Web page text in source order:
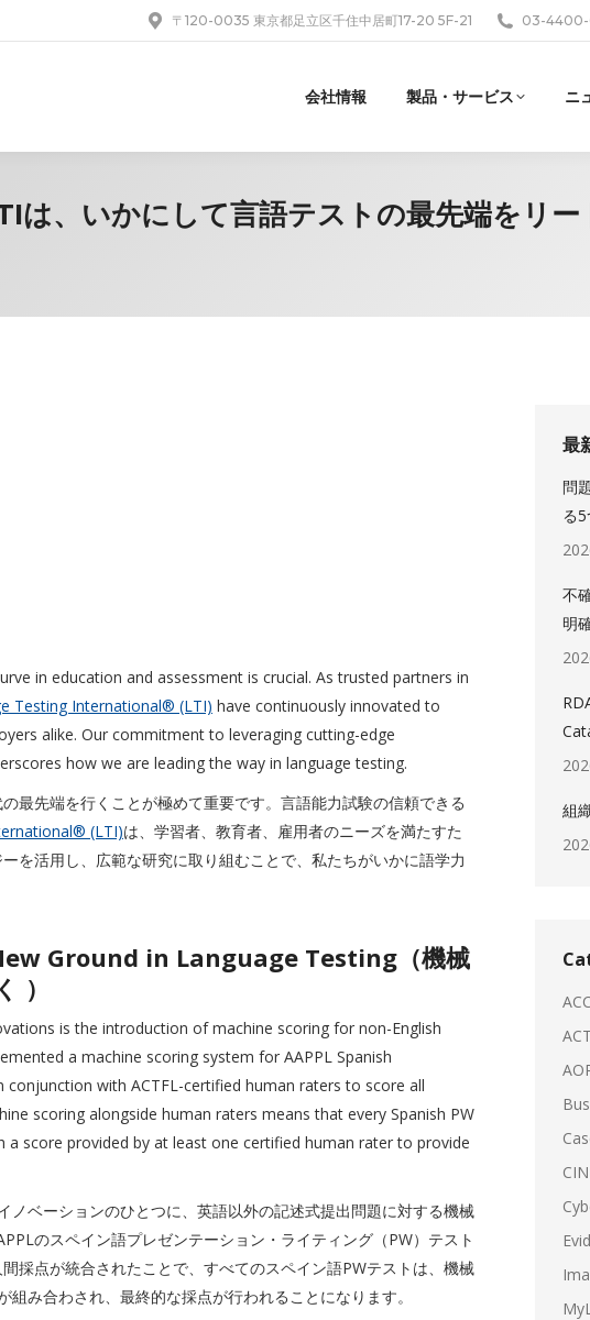
〒120-0035 東京都足立区千住中居町17-20 5F-21 03-
会社情報 製品・サービス ニ
、いかにして言語テストの最先端をリー
in education and assessment is crucial. As trusted partners in
Testing International® (LTI) have continuously innovated to
alike. Our commitment to leveraging cutting-edge
how we are leading the way in language testing.
最先端を行くことが極めて重要です。言語能力試験の信頼できる
(LTI)は、学習者、教育者、雇用者のニーズを満たすた
を活用し、広範な研究に取り組むことで、私たちがいかに語学力
Ground in Language Testing（機械
）
is the introduction of machine scoring for non-English
a machine scoring system for AAPPL Spanish
conjunction with ACTFL-certified human raters to score all
scoring alongside human raters means that every Spanish PW
score provided by at least one certified human rater to provide
ノベーションのひとつに、英語以外の記述式提出問題に対する機械
のスペイン語プレゼンテーション・ライティング（PW）テスト
採点が統合されたことで、すべてのスペイン語PWテストは、機械
み合わされ、最終的な採点が行われることになります。
最
問
る
不
明
組